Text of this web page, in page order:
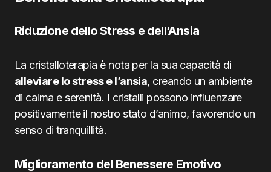
Riduzione dello Stress e dell’Ansia
La cristalloterapia è nota per la sua capacità di
alleviare lo stress e l’ansia, creando un ambiente
di calma e serenità. I cristalli possono influenzare
positivamente il nostro stato d’animo, favorendo un
senso di tranquillità.
Miglioramento del Benessere Emotivo